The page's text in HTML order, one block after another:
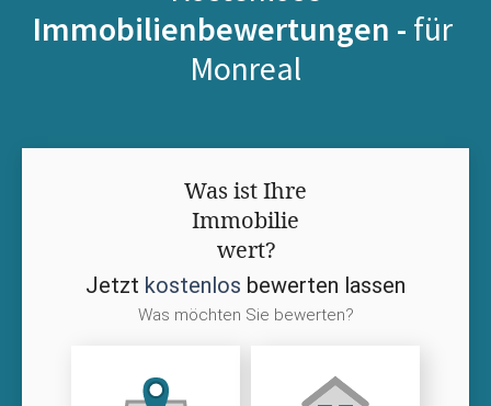
Immobilienbewertungen - für
Monreal
Was ist Ihre
Immobilie
wert?
Jetzt kostenlos bewerten lassen
Was möchten Sie bewerten?